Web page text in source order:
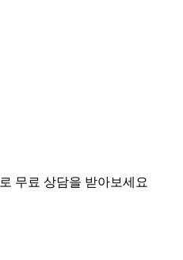
로 무료 상담을 받아보세요